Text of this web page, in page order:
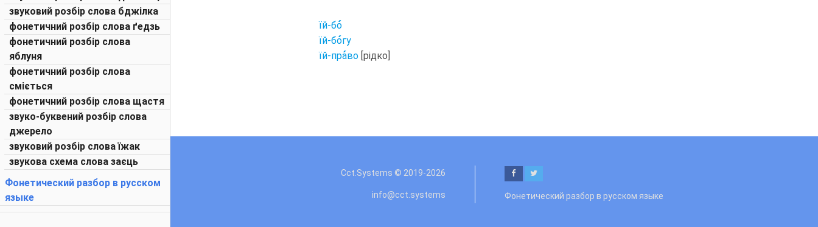
звуковий розбір слова бджілка
фонетичний розбір слова ґедзь
фонетичний розбір слова
яблуня
фонетичний розбір слова
сміється
фонетичний розбір слова щастя
звуко-буквений розбір слова
джерело
звуковий розбір слова їжак
звукова схема слова заєць
Фонетический разбор в русском
языке
їй-бо
їй-богу
їй-право[рідко]
Cct.Systems © 2019-2026
info@cct.systems Фонетический разбор в русском языке